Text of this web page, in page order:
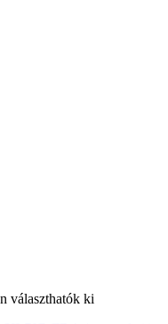
választhatók ki